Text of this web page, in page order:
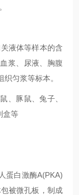
液体等样本的含
浆、尿液、胸腹
匀浆等标本。
、豚鼠、兔子、
盒等
蛋白激酶A(PKA)
被微孔板，制成